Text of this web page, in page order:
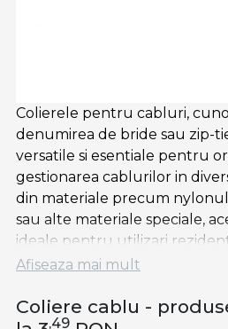
Colierele pentru cabluri,
denumirea de bride sau zip-
versatile si esentiale pentru
gestionarea cablurilor in
din materiale precum
sau alte materiale speciale,
ideale pentru utilizari
industriale.
Colierele sunt disponibile
dimensiuni, culori si modele,
Afiseaza mai mult
Coliere cablu -
,49